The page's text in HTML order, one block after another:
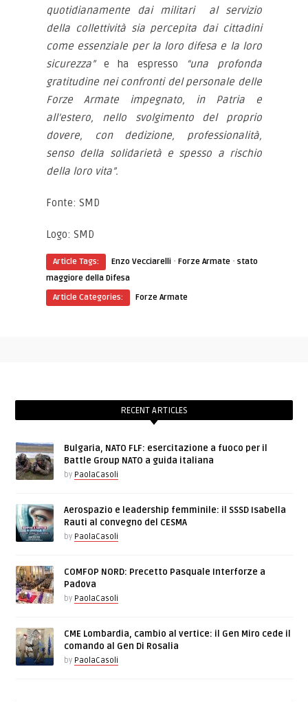
quotidianamente dai militari al servizio
della collettività sia percepita dai cittadini
come essenziale per la loro difesa e la loro
sicurezza” e ha espresso “una profonda
gratitudine nei confronti del personale delle
Forze Armate impegnato, in Patria e
all’estero, nello svolgimento del proprio
dovere, con dedizione, professionalità,
senso della solidarietà e spesso a rischio
della loro vita”.
Fonte: SMD
Logo: SMD
Article Tags: Enzo Vecciarelli ·Forze Armate ·stato
maggiore della Difesa
Article Categories:
Forze Armate
RECENT ARTICLES
Bulgaria, NATO FLF: esercitazione a fuoco per il
Battle Group NATO a guida italiana
by PaolaCasoli
Aerospazio e leadership femminile: il SSSD Isabella
Rauti al convegno del CESMA
by PaolaCasoli
COMFOP NORD: Precetto Pasquale Interforze a
Padova
by PaolaCasoli
CME Lombardia, cambio al vertice: il Gen Miro cede il
comando al Gen Di Rosalia
by PaolaCasoli